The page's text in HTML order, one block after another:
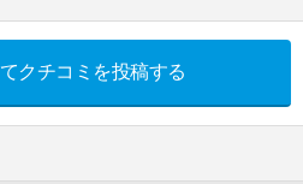
クチコミを投稿する